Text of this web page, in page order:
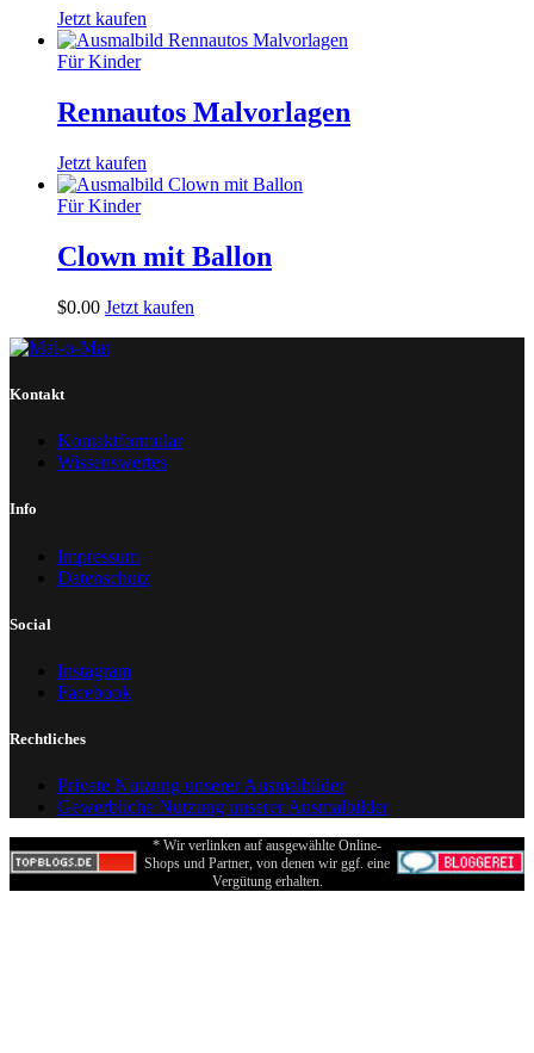
Jetzt kaufen
Für Kinder
Rennautos Malvorlagen
Jetzt kaufen
Für Kinder
Clown mit Ballon
$0.00 Jetzt kaufen
Kontakt
Kontaktformular
Wissenswertes
Info
Impressum
Datenschutz
Social
Instagram
Facebook
Rechtliches
Private Nutzung unserer Ausmalbilder
Gewerbliche Nutzung unserer Ausmalbilder
* Wir verlinken auf ausgewählte Online-
Shops und Partner, von denen wir ggf. eine
Vergütung erhalten.